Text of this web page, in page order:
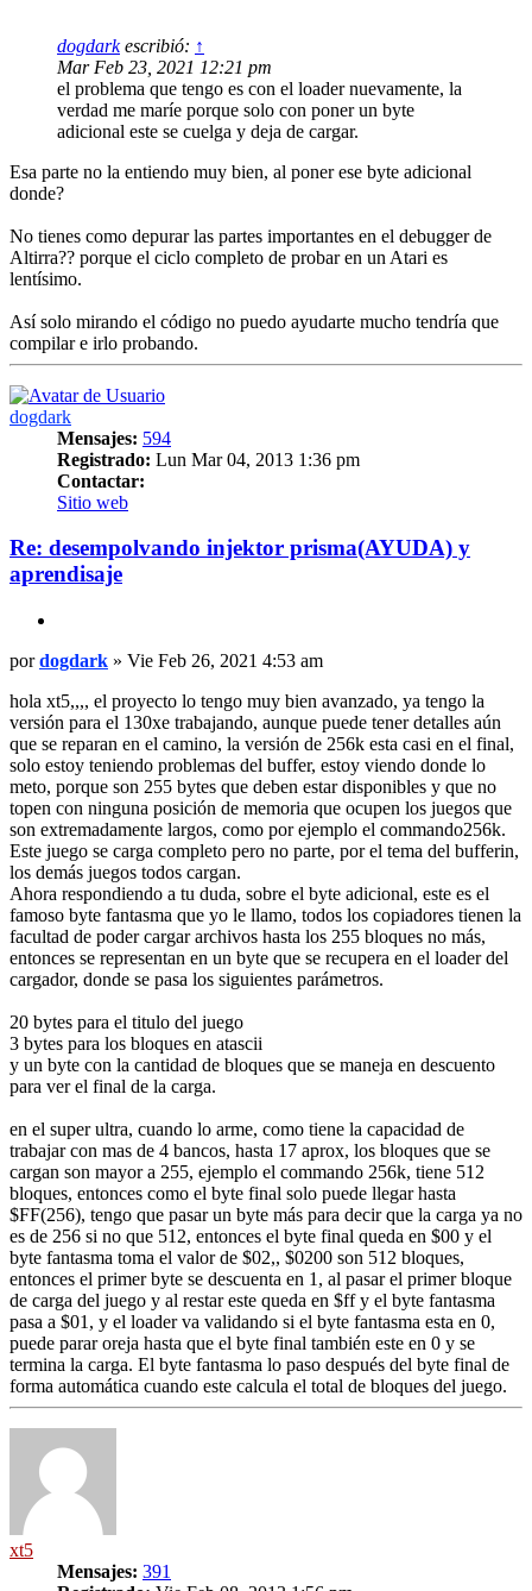
dogdarkescribió: ↑
Mar Feb 23, 2021 12:21 pm
el problema que tengo es con el loader nuevamente, la
verdad me maríe porque solo con poner un byte
adicional este se cuelga y deja de cargar.
Esa parte no la entiendo muy bien, al poner ese byte adicional
donde?
No tienes como depurar las partes importantes en el debugger de
Altirra?? porque el ciclo completo de probar en un Atari es
lentísimo.
Así solo mirando el código no puedo ayudarte mucho tendría que
compilar e irlo probando.
Arriba
dogdark
Mensajes: 594
Registrado: Lun Mar 04, 2013 1:36 pm
Contactar:
Contactar
Sitio web
Re: desempolvando injektor prisma(AYUDA) y
aprendisaje
Mensaje
pordogdark » Vie Feb 26, 2021 4:53 am
hola xt5,,,, el proyecto lo tengo muy bien avanzado, ya tengo la
versión para el 130xe trabajando, aunque puede tener detalles aún
que se reparan en el camino, la versión de 256k esta casi en el final,
solo estoy teniendo problemas del buffer, estoy viendo donde lo
meto, porque son 255 bytes que deben estar disponibles y que no
topen con ninguna posición de memoria que ocupen los juegos que
son extremadamente largos, como por ejemplo el commando256k.
Este juego se carga completo pero no parte, por el tema del bufferin,
los demás juegos todos cargan.
Ahora respondiendo a tu duda, sobre el byte adicional, este es el
famoso byte fantasma que yo le llamo, todos los copiadores tienen la
facultad de poder cargar archivos hasta los 255 bloques no más,
entonces se representan en un byte que se recupera en el loader del
cargador, donde se pasa los siguientes parámetros.
20 bytes para el titulo del juego
3 bytes para los bloques en atascii
y un byte con la cantidad de bloques que se maneja en descuento
para ver el final de la carga.
en el super ultra, cuando lo arme, como tiene la capacidad de
trabajar con mas de 4 bancos, hasta 17 aprox, los bloques que se
cargan son mayor a 255, ejemplo el commando 256k, tiene 512
bloques, entonces como el byte final solo puede llegar hasta
$FF(256), tengo que pasar un byte más para decir que la carga ya no
es de 256 si no que 512, entonces el byte final queda en $00 y el
byte fantasma toma el valor de $02,, $0200 son 512 bloques,
entonces el primer byte se descuenta en 1, al pasar el primer bloque
de carga del juego y al restar este queda en $ff y el byte fantasma
pasa a $01, y el loader va validando si el byte fantasma esta en 0,
puede parar oreja hasta que el byte final también este en 0 y se
termina la carga. El byte fantasma lo paso después del byte final de
forma automática cuando este calcula el total de bloques del juego.
Arriba
xt5
Mensajes: 391